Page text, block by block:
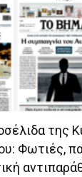
της
Φωτιές,